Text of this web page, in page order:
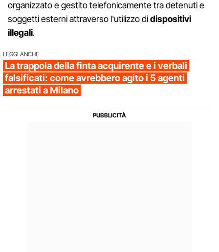
organizzato e gestito telefonicamente tra detenuti e
soggetti esterni attraverso l'utilizzo didispositivi
illegali.
LEGGI ANCHE
La trappola della finta acquirente e i verbali
falsificati: come avrebbero agito i 5 agenti
arrestati a Milano